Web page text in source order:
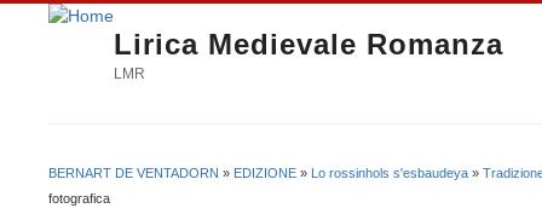
Lirica Medievale Romanza
LMR
Tu sei qui
BERNART DE VENTADORN » EDIZIONE » Lo rossinhols s'esbaudeya »
fotografica